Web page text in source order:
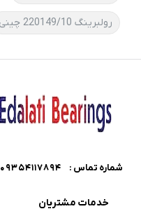
رولبرینگ 220149/10 چینی
شماره تماس : 09354117894 051-37665347
خدمات مشتریان